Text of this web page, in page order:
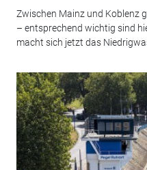
Zwischen Mainz und Koblenz
– entsprechend wichtig sind
macht sich jetzt das